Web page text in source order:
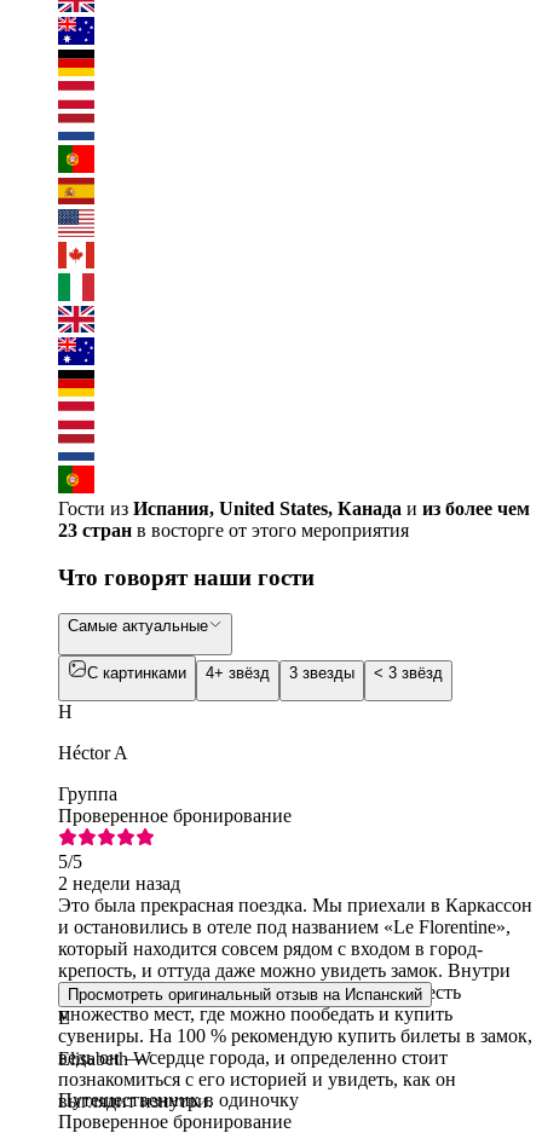
Гости из Испания, United States, Канада и из более чем
23 стран в восторге от этого мероприятия
Что говорят наши гости
Самые актуальные
С картинками 4+ звёзд 3 звезды < 3 звёзд
H
Héctor A
Группа
Проверенное бронирование
5/5
2 недели назад
Это была прекрасная поездка. Мы приехали в Каркассон
и остановились в отеле под названием «Le Florentine»,
который находится совсем рядом с входом в город-
крепость, и оттуда даже можно увидеть замок. Внутри
города улочки просто очаровательны, и там есть
множество мест, где можно пообедать и купить
сувениры. На 100 % рекомендую купить билеты в замок,
ведь он — сердце города, и определенно стоит
познакомиться с его историей и увидеть, как он
выглядит изнутри.
Просмотреть оригинальный отзыв на Испанский
E
Elisabeth W
Путешественник в одиночку
Проверенное бронирование